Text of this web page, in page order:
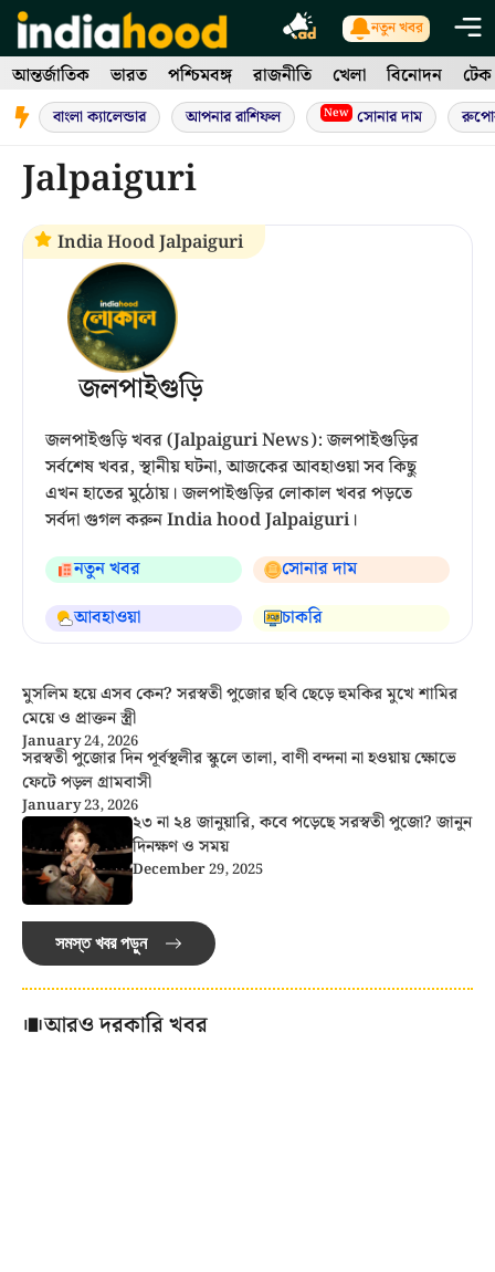
Skip
to
content
নতুন খবর
আন্তর্জাতিক ভারত পশ্চিমবঙ্গ রাজনীতি খেলা বিনোদন টেক
বাংলা ক্যালেন্ডার আপনার রাশিফল New সোনার দাম
Jalpaiguri
India Hood Jalpaiguri
জলপাইগুড়ি
জলপাইগুড়ি খবর (Jalpaiguri News): জলপাইগুড়ির
সর্বশেষ খবর, স্থানীয় ঘটনা, আজকের আবহাওয়া সব কিছু
এখন হাতের মুঠোয়। জলপাইগুড়ির লোকাল খবর পড়তে
সর্বদা গুগল করুন India hood Jalpaiguri।
নতুন খবর
সোনার দাম
আবহাওয়া
চাকরি
মুসলিম হয়ে এসব কেন? সরস্বতী পুজোর ছবি ছেড়ে হুমকির মুখে শামির
মেয়ে ও প্রাক্তন স্ত্রী
January 24, 2026
সরস্বতী পুজোর দিন পূর্বস্থলীর স্কুলে তালা, বাণী বন্দনা না হওয়ায় ক্ষোভে
ফেটে পড়ল গ্রামবাসী
January 23, 2026
২৩ না ২৪ জানুয়ারি, কবে পড়েছে সরস্বতী পুজো? জানুন
দিনক্ষণ ও সময়
December 29, 2025
সমস্ত খবর পড়ুন
আরও দরকারি খবর